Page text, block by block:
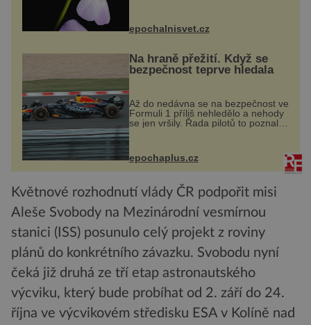
výzkumu to může být pro druhy
vstupenka...
epochalnisvet.cz
Na hraně přežití. Když se
bezpečnost teprve hledala
Až do nedávna se na bezpečnost ve
Formuli 1 příliš nehledělo a nehody
se jen vršily. Řada pilotů to poznala
na vlastní kůži, často s trvalými
následky nebo bohužel i ztrátou
života. Dnes nepochopiteln...
epochaplus.cz
Květnové rozhodnutí vlády ČR podpořit misi
Aleše Svobody na Mezinárodní vesmírnou
stanici (ISS) posunulo celý projekt z roviny
plánů do konkrétního závazku. Svobodu nyní
čeká již druhá ze tří etap astronautského
výcviku, který bude probíhat od 2. září do 24.
října ve výcvikovém středisku ESA v Kolíně nad